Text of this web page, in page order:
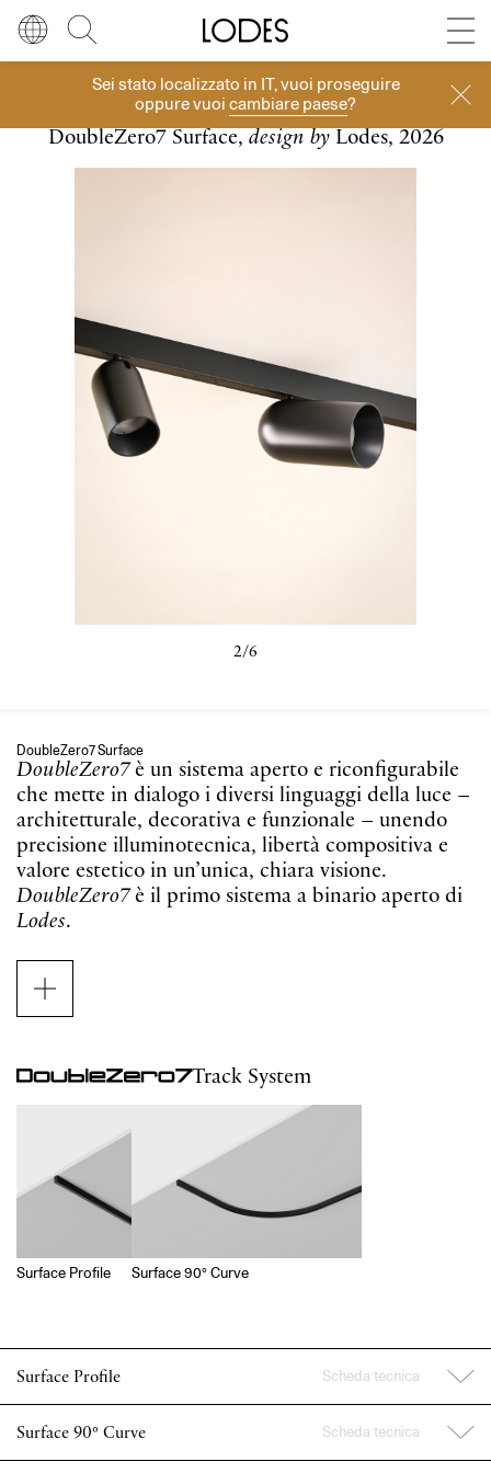
Sei stato localizzato in IT, vuoi proseguire
oppure vuoicambiare paese?
LinguaItaliano
Italiano
Español
Русский
RegioneEuropa
Store locator Press room
Diesel Living with Lodes
Sistemi
DoubleZero7 Surface, design byLodes, 2026
3/6
DoubleZero7 Surface
DoubleZero7è un sistema aperto e riconfigurabile
che mette in dialogo i diversi linguaggi della luce –
architetturale, decorativa e funzionale – unendo
precisione illuminotecnica, libertà compositiva e
valore estetico in un’unica, chiara visione.
DoubleZero7è il primo sistema a binario aperto di
Lodes.
accogliere moduli di luce architetturale dedicati,
ma per essere compatibile con tutte le sospensioni
come una linea grafica, disegnando scenari fluidi e
del gesto decorativo, capace di adattarsi con
naturalezza a ogni tipologia di contesto – dal
residenziale all’hospitality, dal retail al mondo
contract.
Track System
Surface Profile Surface 90° Curve
Surface Profile Scheda tecnica
Sistemi
Surface 90° Curve Scheda tecnica